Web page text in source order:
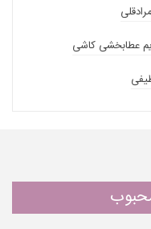
عطابخشی کاشی